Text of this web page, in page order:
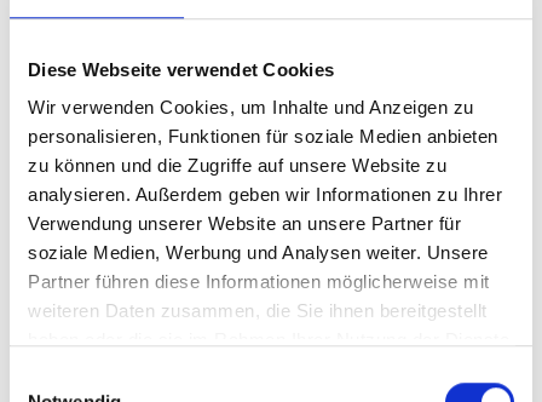
Diese Webseite verwendet Cookies
Wir verwenden Cookies, um Inhalte und Anzeigen zu
personalisieren, Funktionen für soziale Medien anbieten
zu können und die Zugriffe auf unsere Website zu
analysieren. Außerdem geben wir Informationen zu Ihrer
Verwendung unserer Website an unsere Partner für
soziale Medien, Werbung und Analysen weiter. Unsere
Partner führen diese Informationen möglicherweise mit
weiteren Daten zusammen, die Sie ihnen bereitgestellt
und direkte Kundengespräche vor Ort zählen
TYPISCHE BRANCHEN:
Blumenfachgeschäfte